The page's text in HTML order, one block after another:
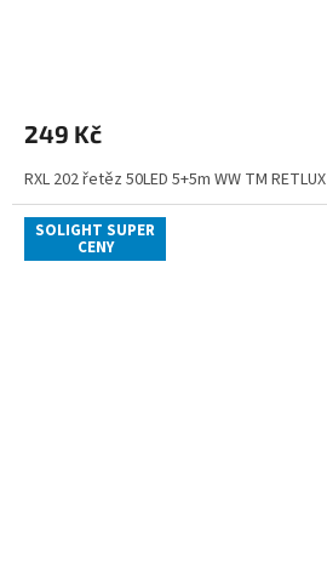
249 Kč
RXL 202 řetěz 50LED 5+5m WW TM RETLUX
SOLIGHT SUPER
CENY